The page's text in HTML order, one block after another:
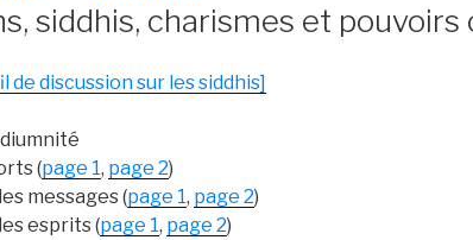
siddhis, charismes et pouvoirs
de discussion sur les siddhis]
(page 1, page 2)
messages (page 1, page 2)
esprits (page 1, page 2)